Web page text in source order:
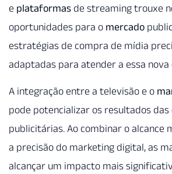
e plataformas de streaming trouxe
oportunidades para o mercado
estratégias de compra de mídia
adaptadas para atender a essa nova
A integração entre a televisão e o
pode potencializar os resultados das
publicitárias. Ao combinar o alcance
a precisão do marketing digital, as
alcançar um impacto mais